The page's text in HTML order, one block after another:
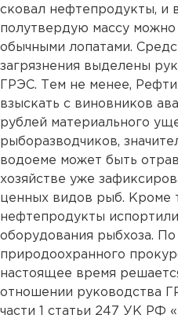
сковал нефтепродукты, и
полутвердую массу
обычными лопатами.
загрязнения выделены
ГРЭС. Тем не менее,
взыскать с виновников
рублей материального
рыборазводчиков,
водоеме может быть
хозяйстве уже
ценных видов рыб. Кроме
нефтепродукты
оборудования рыбхоза. По
природоохранного
настоящее время
отношении руководства
части 1 статьи 247 УК РФ